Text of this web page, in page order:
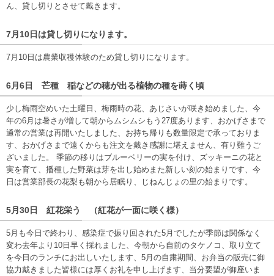
ん、貸し切りとさせて戴きます。
7月10日は貸し切りになります。
7月10日は農業収穫体験のため貸し切りになります。
6月6日 芒種 稲などの穂が出る植物の種を蒔く頃
少し梅雨空めいた土曜日、梅雨時の花、あじさいが咲き始めました、今
年の6月は暑さが増して朝からムシムシもう27度あります、おかげさまで
通常の営業は再開いたしました、お持ち帰りも数量限定で承っておりま
す、おかげさまで遠くからも注文を戴き感謝に堪えません、有り難うご
ざいました。 季節の移りはブルーベリーの実を付け、ズッキーニの花と
実を育て、播種した野菜は芽を出し始めまた新しい刻の始まりです、今
日は営業部長の花梨も朝から居眠り、じねんじょの里の始まりです。
5月30日 紅花栄う （紅花が一面に咲く様）
5月も今日で終わり、感染症で振り回された5月でしたが季節は関係なく
変わ去年より10日早く採れました、今朝から自前のタケノコ、取り立て
を今日のランチにお出しいたします、5月の自粛期間、お弁当の販売に御
協力戴きました皆様には厚くお礼を申し上げます、当分要望が御座いま